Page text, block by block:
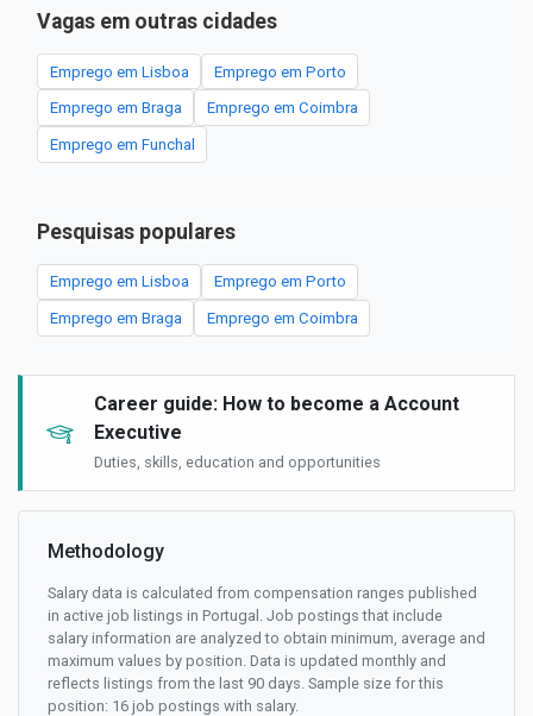
Vagas em outras cidades
Emprego em Lisboa Emprego em Porto
Emprego em Braga Emprego em Coimbra
Emprego em Funchal
Pesquisas populares
Emprego em Lisboa Emprego em Porto
Emprego em Braga Emprego em Coimbra
Career guide: How to become a Account
Executive
Duties, skills, education and opportunities
Methodology
Salary data is calculated from compensation ranges published
in active job listings in Portugal. Job postings that include
salary information are analyzed to obtain minimum, average and
maximum values by position. Data is updated monthly and
reflects listings from the last 90 days. Sample size for this
position: 16 job postings with salary.